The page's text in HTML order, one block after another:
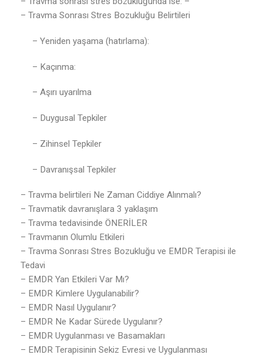
– Travma Sonrası Stres Bozukluğu Belirtileri
– Yeniden yaşama (hatırlama):
– Kaçınma:
– Aşırı uyarılma
– Duygusal Tepkiler
– Zihinsel Tepkiler
– Davranışsal Tepkiler
– Travma belirtileri Ne Zaman Ciddiye Alınmalı?
– Travmatik davranışlara 3 yaklaşım
– Travma tedavisinde ÖNERİLER
– Travmanın Olumlu Etkileri
– Travma Sonrası Stres Bozukluğu ve EMDR Terapisi ile
Tedavi
– EMDR Yan Etkileri Var Mı?
– EMDR Kimlere Uygulanabilir?
– EMDR Nasıl Uygulanır?
– EMDR Ne Kadar Sürede Uygulanır?
– EMDR Uygulanması ve Basamakları
– EMDR Terapisinin Sekiz Evresi ve Uygulanması